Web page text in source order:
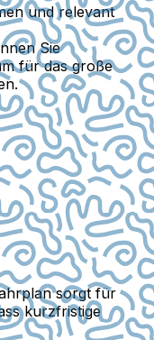
und relevant
Sie
für das große
sorgt für
kurzfristige